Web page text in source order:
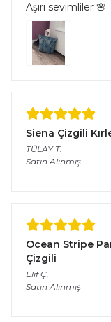
Aşırı sevimliler 🌸
Siena Çizgili
TÜLAY T.
Satın Alınmış
Ocean Stripe
Çizgili
Elif Ç.
Satın Alınmış